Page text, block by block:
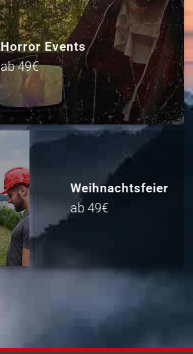
Horror Events
ab 49€
Weihnachtsfeier
ab 49€